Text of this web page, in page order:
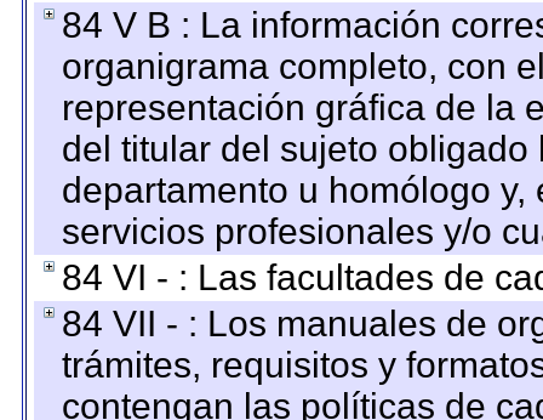
84 V B : La información
organigrama completo, con
representación gráfica de la
del titular del sujeto
departamento u homólogo
servicios profesionales y/o
84 VI - : Las facultades de
84 VII - : Los manuales de
trámites, requisitos y
contengan las políticas de